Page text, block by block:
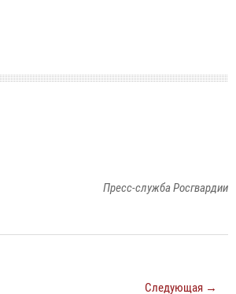
Пресс-служба Росгвардии
Следующая →